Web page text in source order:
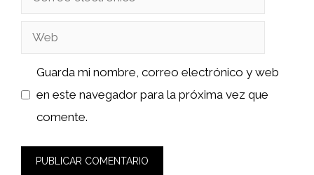
Web
Guarda mi nombre, correo electrónico y web
en este navegador para la próxima vez que
comente.